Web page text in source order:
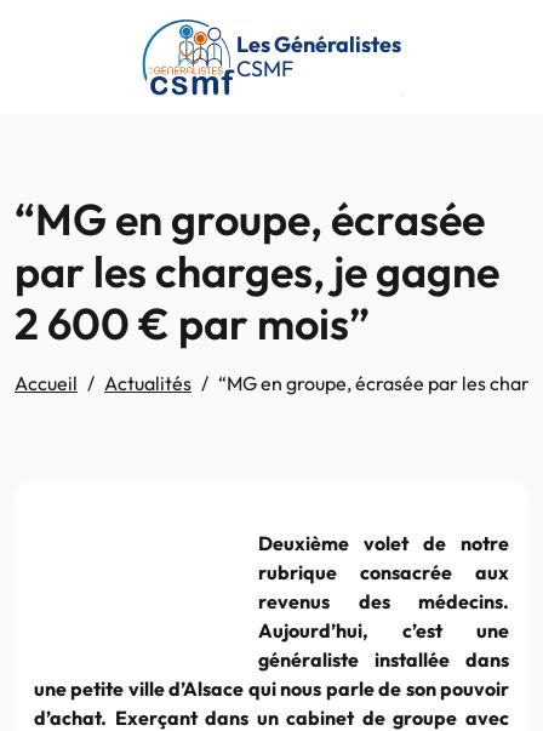
Passer au contenu principal
Les Généralistes
CSMF
“MG en groupe, écrasée
par les charges, je gagne
2 600 € par mois”
Accueil Actualités “MG en groupe, écrasée par les
Deuxième volet de notre
rubrique consacrée aux
revenus des médecins.
Aujourd’hui, c’est une
généraliste installée dans
une petite ville d’Alsace qui nous parle de son pouvoir
d’achat. Exerçant dans un cabinet de groupe avec